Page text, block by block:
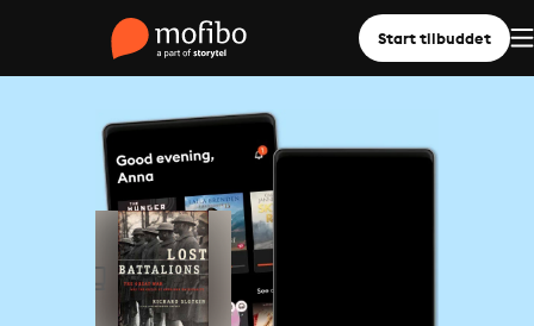
Start tilbuddet